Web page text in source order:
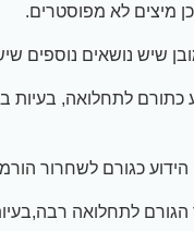
מיצים לא מפוסטרים.
שיש נושאים נוספים
כתורם לתחלואה, בעיות
כגורם לשחרור
הגורם לתחלואה